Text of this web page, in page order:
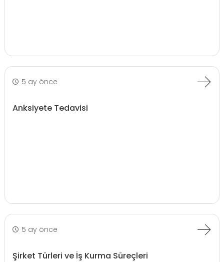
5 ay önce
Anksiyete Tedavisi
5 ay önce
Şirket Türleri ve İş Kurma Süreçleri